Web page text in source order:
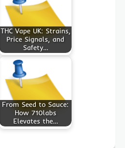
THC Vape UK: Strains,
Price Signals, and
Safety…
From Seed to Sauce:
How 710labs
Elevates the…